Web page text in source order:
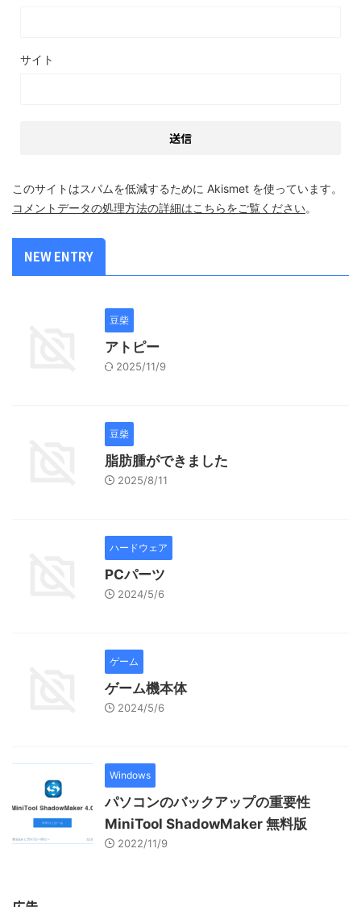
サイト
このサイトはスパムを低減するために Akismet を使っています。
コメントデータの処理方法の詳細はこちらをご覧ください。
NEW ENTRY
豆柴
アトピー
2025/11/9
豆柴
脂肪腫ができました
2025/8/11
ハードウェア
PCパーツ
2024/5/6
ゲーム
ゲーム機本体
2024/5/6
Windows
パソコンのバックアップの重要性
MiniTool ShadowMaker 無料版
2022/11/9